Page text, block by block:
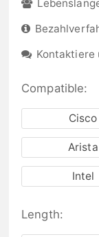
Kontaktiere
Compatible:
Cisco
Arista
Intel
Length: